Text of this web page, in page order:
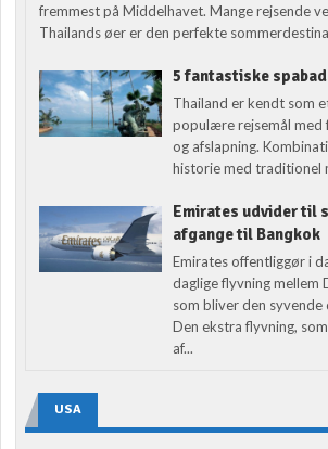
fremmest på Middelhavet. Mange rejsende
Thailands øer er den perfekte
5 fantastiske
Thailand er kendt som
populære rejsemål
og afslapning.
historie med traditionel
Emirates udvider til
afgange til Bangkok
Emirates offentliggør i
daglige flyvning mellem
som bliver den syvende
Den ekstra flyvning,
af...
USA